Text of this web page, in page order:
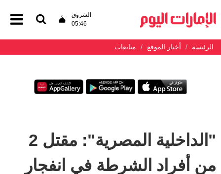
الشروق
05:46
الرئيسة أخبار الموقع متابعات
"الداخلية المصرية": مقتل 2
من أفراد الشرطة في انفجار